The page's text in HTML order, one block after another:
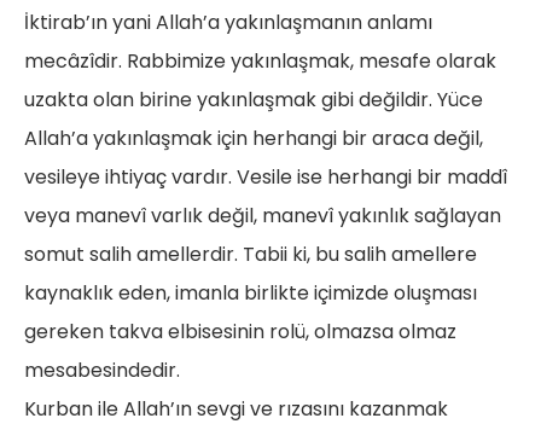
İktirab’ın yani Allah’a yakınlaşmanın anlamı
mecâzîdir. Rabbimize yakınlaşmak, mesafe olarak
uzakta olan birine yakınlaşmak gibi değildir. Yüce
Allah’a yakınlaşmak için herhangi bir araca değil,
vesileye ihtiyaç vardır. Vesile ise herhangi bir maddî
veya manevî varlık değil, manevî yakınlık sağlayan
somut salih amellerdir. Tabii ki, bu salih amellere
kaynaklık eden, imanla birlikte içimizde oluşması
gereken takva elbisesinin rolü, olmazsa olmaz
mesabesindedir.
Kurban ile Allah’ın sevgi ve rızasını kazanmak